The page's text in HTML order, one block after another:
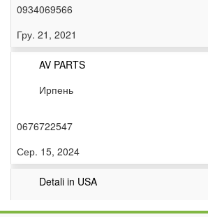
0934069566
Гру. 21, 2021
AV PARTS
Ирпень
0676722547
Сер. 15, 2024
Detali in USA